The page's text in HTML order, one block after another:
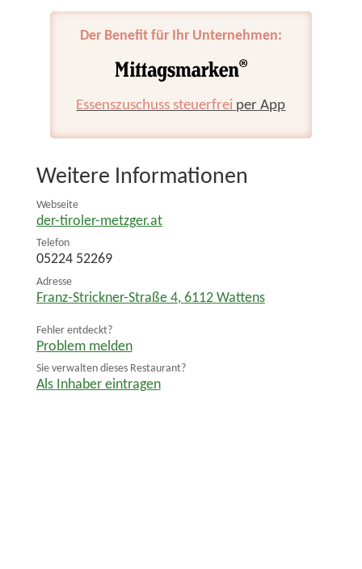
Der Benefit für Ihr Unternehmen:
Essenszuschuss steuerfrei per App
Weitere Informationen
Webseite
der-tiroler-metzger.at
Telefon
05224 52269
Adresse
Franz-Strickner-Straße 4, 6112 Wattens
Fehler entdeckt?
Problem melden
Sie verwalten dieses Restaurant?
Als Inhaber eintragen